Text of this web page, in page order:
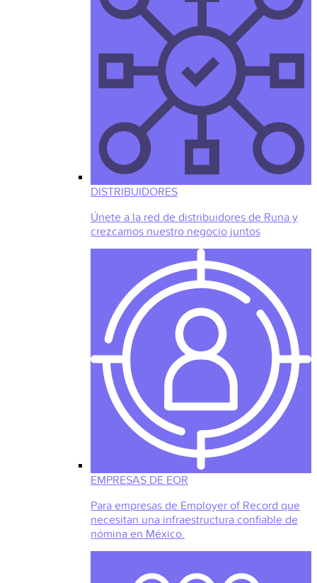
DISTRIBUIDORES
Únete a la red de distribuidores de Runa y
crezcamos nuestro negocio juntos
EMPRESAS DE EOR
Para empresas de Employer of Record que
necesitan una infraestructura confiable de
nómina en México.